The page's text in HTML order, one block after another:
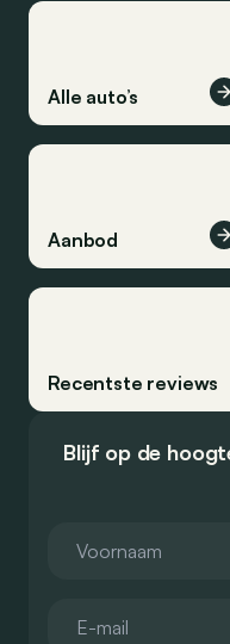
Alle auto’s
Aanbod
Recentste reviews
Blijf op de